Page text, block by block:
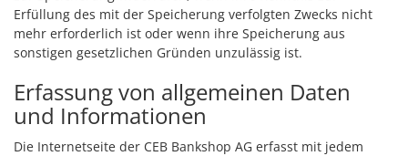
Erfüllung des mit der Speicherung verfolgten Zwecks nicht
mehr erforderlich ist oder wenn ihre Speicherung aus
sonstigen gesetzlichen Gründen unzulässig ist.
Erfassung von allgemeinen Daten
und Informationen
Die Internetseite der CEB Bankshop AG erfasst mit jedem